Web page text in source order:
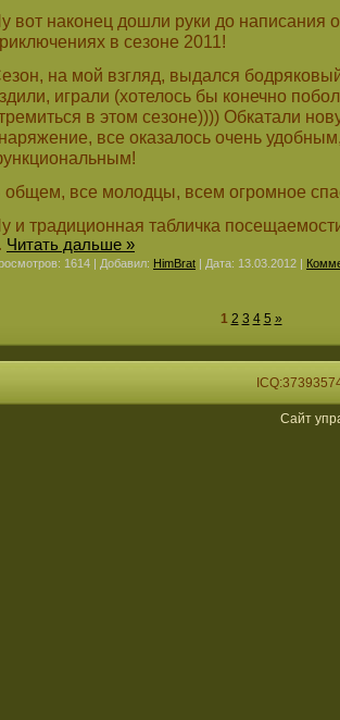
вот наконец дошли руки до написания
в сезоне 2011!
на мой взгляд, выдался
играли (хотелось бы конечно
в этом сезоне)))) Обкатали
все оказалось очень
общем, все молодцы, всем огромное
и традиционная табличка
Читать дальше »
1614 | Добавил: HimBrat | Дата: 13.03.2012 |
1 2 3 4 5 »
Сайт